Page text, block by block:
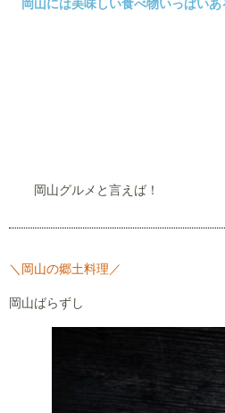
岡山には美味しい食べ物いっぱい
岡山グルメと言えば！
＼岡山の郷土料理／
岡山ばらずし